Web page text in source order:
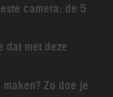
camera: de 5
dat met deze
Zo doe je